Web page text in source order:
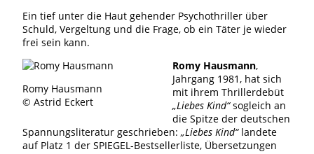
Ein tief unter die Haut gehender Psychothriller über
Schuld, Vergeltung und die Frage, ob ein Täter je wieder
frei sein kann.
Romy Hausmann
© Astrid Eckert
Romy Hausmann,
Jahrgang 1981, hat sich
mit ihrem Thrillerdebüt
„Liebes Kind“sogleich an
die Spitze der deutschen
Spannungsliteratur geschrieben: „Liebes Kind“landete
auf Platz 1 der SPIEGEL-Bestsellerliste, Übersetzungen